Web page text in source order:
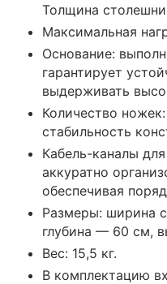
Толщина
Максимальная
Основание:
гарантирует
выдерживать
Количество
стабильность
Кабель-каналы
аккуратно
обеспечивая
Размеры: ширина
глубина — 60 см,
Вес: 15,5 кг.
В комплектацию